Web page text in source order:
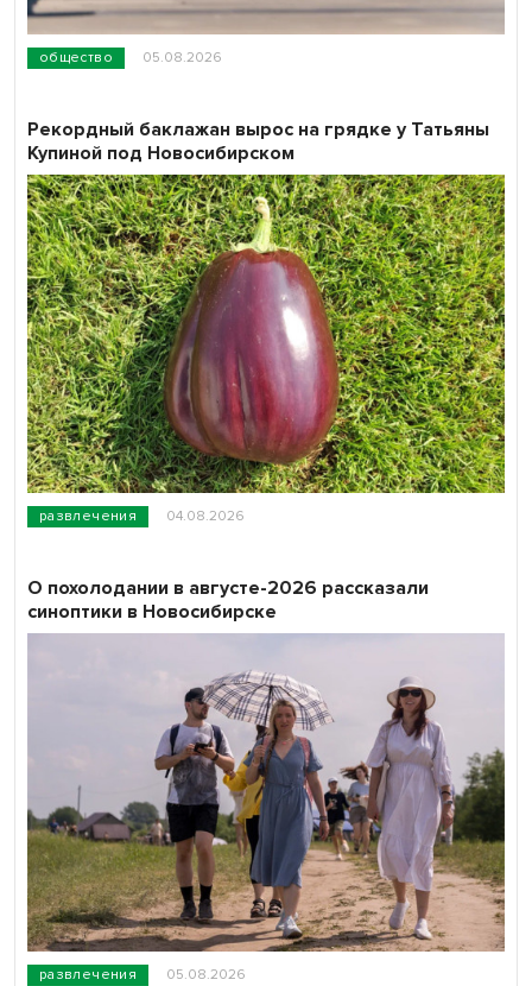
общество 05.08.2026
развлечения 04.08.2026
Рекордный баклажан вырос на грядке у Татьяны
Купиной под Новосибирском
развлечения 05.08.2026
О похолодании в августе-2026 рассказали
синоптики в Новосибирске